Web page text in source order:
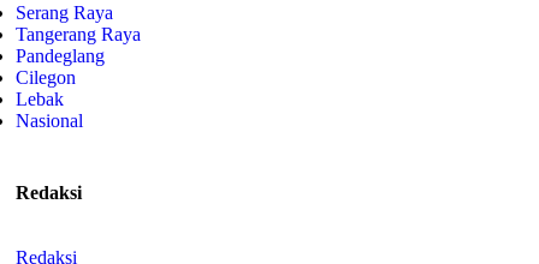
Serang Raya
Tangerang Raya
Pandeglang
Cilegon
Lebak
Nasional
Redaksi
Redaksi